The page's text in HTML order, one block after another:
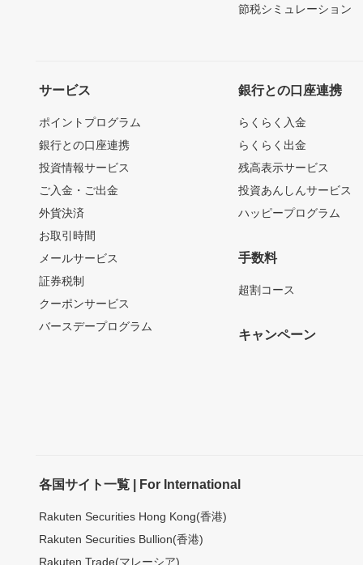
節税シミュレーション
サービス
ポイントプログラム
銀行との口座連携
投資情報サービス
ご入金・ご出金
外貨決済
お取引時間
メールサービス
証券税制
クーポンサービス
バースデープログラム
銀行との口座連携
らくらく入金
らくらく出金
残高表示サービス
投資あんしんサービス
ハッピープログラム
手数料
超割コース
キャンペーン
各国サイト一覧 | For International
Rakuten Securities Hong Kong(香港)
Rakuten Securities Bullion(香港)
Rakuten Trade(マレーシア)